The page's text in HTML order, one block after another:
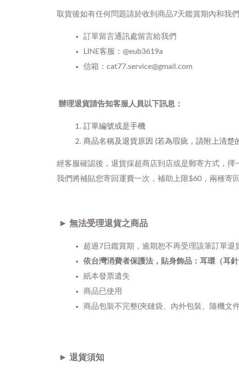
取貨後如有任何問題請於收到商品7天鑑賞期內和我
訂單留言通訊處留言給我們
LINE客服：@eub3619a
信箱：cat77.service@gmail.com
辦理退貨請告知客服人員以下訊息：
訂單編號或是手機
商品名稱及退貨原因 (若為瑕疵，請附上清楚
經客服確認後，退貨採超商店到店或是郵寄方式， 擇
我們將補貼您寄回運費一次，補助上限$60，兩種寄
► 無法受理退貨之商品
超過7日鑑賞期 ， 逾期恕不再受理該筆訂單退
依台灣消費者保護法，貼身飾品：耳環（耳
紙本發票遺失
商品已使用
商品包裝不完整(夾鏈袋、內外包裝、隨機文
► 退貨須知